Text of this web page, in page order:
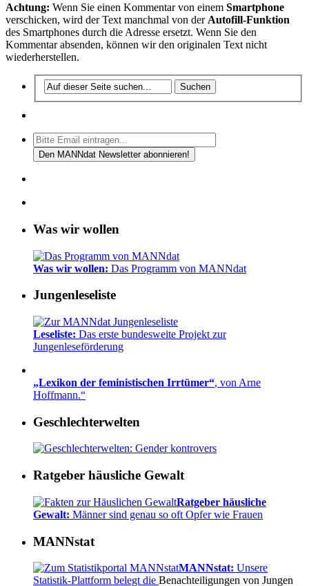
Achtung: Wenn Sie einen Kommentar von einem Smartphone
verschicken, wird der Text manchmal von der Autofill-Funktion
des Smartphones durch die Adresse ersetzt. Wenn Sie den
Kommentar absenden, können wir den originalen Text nicht
wiederherstellen.
Was wir wollen
Was wir wollen: Das Programm von MANNdat
Jungenleseliste
Leseliste: Das erste bundesweite Projekt zur
Jungenleseförderung
„Lexikon der feministischen Irrtümer“, von Arne
Hoffmann.“
Geschlechterwelten
Ratgeber häusliche Gewalt
Ratgeber häusliche
Gewalt: Männer sind genau so oft Opfer wie Frauen
MANNstat
MANNstat: Unsere
Statistik-Plattform belegt die Benachteiligungen von Jungen